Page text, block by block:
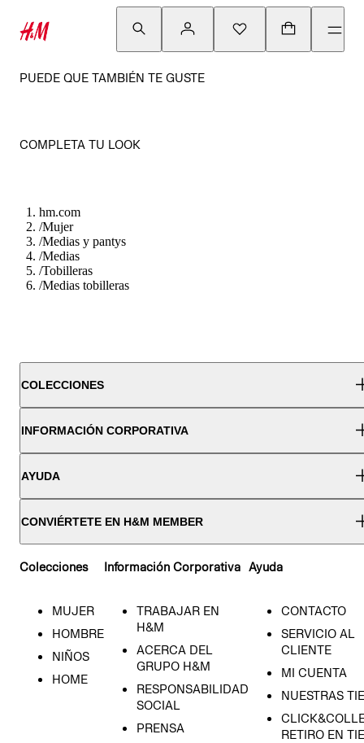
PUEDE QUE TAMBIÉN TE GUSTE
COMPLETA TU LOOK
hm.com
/Mujer
/Medias y pantys
/Medias
/Tobilleras
/Medias tobilleras
COLECCIONES
INFORMACIÓN CORPORATIVA
AYUDA
CONVIÉRTETE EN H&M MEMBER
Colecciones
MUJER
HOMBRE
NIÑOS
HOME
Información Corporativa
TRABAJAR EN
H&M
ACERCA DEL
GRUPO H&M
RESPONSABILIDAD
SOCIAL
PRENSA
Ayuda
CONTACTO
SERVICIO AL
CLIENTE
MI CUENTA
NUESTRAS
RETIRO EN